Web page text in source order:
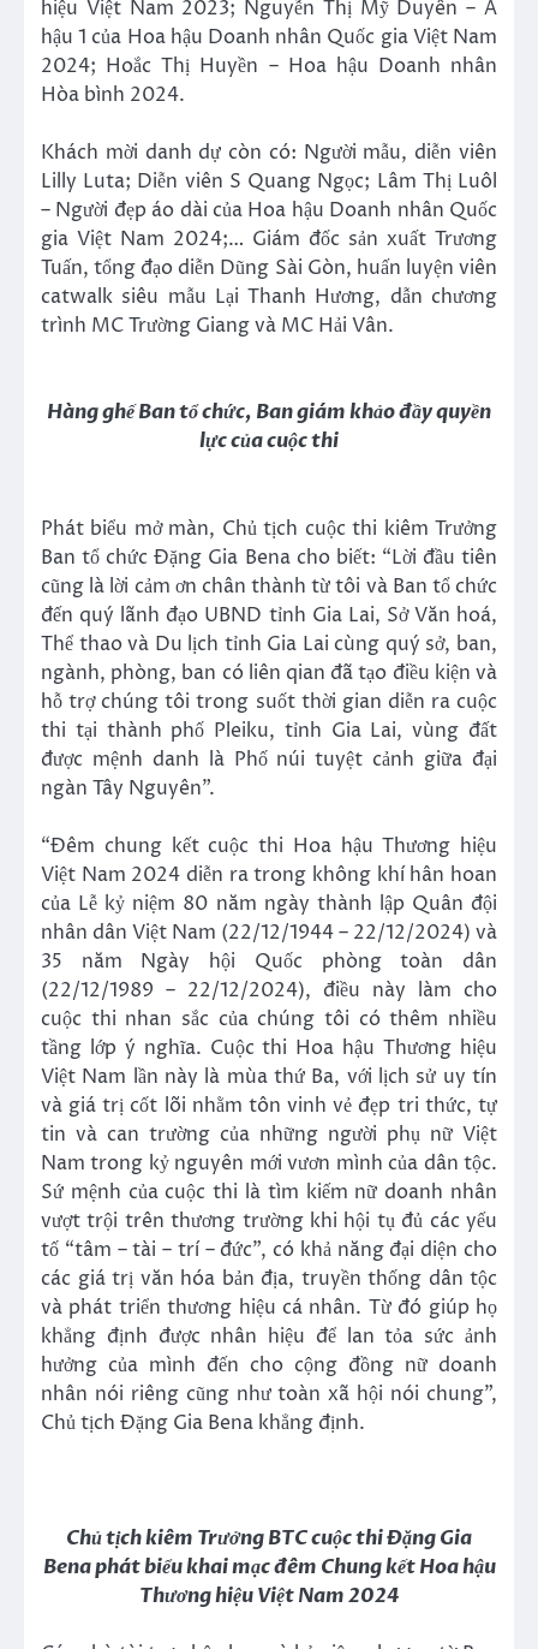
hiệu Việt Nam 2023; Nguyễn Thị Mỹ Duyên – Á
hậu 1 của Hoa hậu Doanh nhân Quốc gia Việt Nam
2024; Hoắc Thị Huyền – Hoa hậu Doanh nhân
Hòa bình 2024.
Khách mời danh dự còn có: Người mẫu, diễn viên
Lilly Luta; Diễn viên S Quang Ngọc; Lâm Thị Luôl
– Người đẹp áo dài của Hoa hậu Doanh nhân Quốc
gia Việt Nam 2024;… Giám đốc sản xuất Trương
Tuấn, tổng đạo diễn Dũng Sài Gòn, huấn luyện viên
catwalk siêu mẫu Lại Thanh Hương, dẫn chương
trình MC Trường Giang và MC Hải Vân.
Hàng ghế Ban tổ chức, Ban giám khảo đầy quyền
lực của cuộc thi
Phát biểu mở màn, Chủ tịch cuộc thi kiêm Trưởng
Ban tổ chức Đặng Gia Bena cho biết: “Lời đầu tiên
cũng là lời cảm ơn chân thành từ tôi và Ban tổ chức
đến quý lãnh đạo UBND tỉnh Gia Lai, Sở Văn hoá,
Thể thao và Du lịch tỉnh Gia Lai cùng quý sở, ban,
ngành, phòng, ban có liên qian đã tạo điều kiện và
hỗ trợ chúng tôi trong suốt thời gian diễn ra cuộc
thi tại thành phố Pleiku, tỉnh Gia Lai, vùng đất
được mệnh danh là Phố núi tuyệt cảnh giữa đại
ngàn Tây Nguyên”.
“Đêm chung kết cuộc thi Hoa hậu Thương hiệu
Việt Nam 2024 diễn ra trong không khí hân hoan
của Lễ kỷ niệm 80 năm ngày thành lập Quân đội
nhân dân Việt Nam (22/12/1944 – 22/12/2024) và
35 năm Ngày hội Quốc phòng toàn dân
(22/12/1989 – 22/12/2024), điều này làm cho
cuộc thi nhan sắc của chúng tôi có thêm nhiều
tầng lớp ý nghĩa. Cuộc thi Hoa hậu Thương hiệu
Việt Nam lần này là mùa thứ Ba, với lịch sử uy tín
và giá trị cốt lõi nhằm tôn vinh vẻ đẹp tri thức, tự
tin và can trường của những người phụ nữ Việt
Nam trong kỷ nguyên mới vươn mình của dân tộc.
Sứ mệnh của cuộc thi là tìm kiếm nữ doanh nhân
vượt trội trên thương trường khi hội tụ đủ các yếu
tố “tâm – tài – trí – đức”, có khả năng đại diện cho
các giá trị văn hóa bản địa, truyền thống dân tộc
và phát triển thương hiệu cá nhân. Từ đó giúp họ
khẳng định được nhân hiệu để lan tỏa sức ảnh
hưởng của mình đến cho cộng đồng nữ doanh
nhân nói riêng cũng như toàn xã hội nói chung”,
Chủ tịch Đặng Gia Bena khẳng định.
Chủ tịch kiêm Trưởng BTC cuộc thi Đặng Gia
Bena phát biểu khai mạc đêm Chung kết Hoa hậu
Thương hiệu Việt Nam 2024